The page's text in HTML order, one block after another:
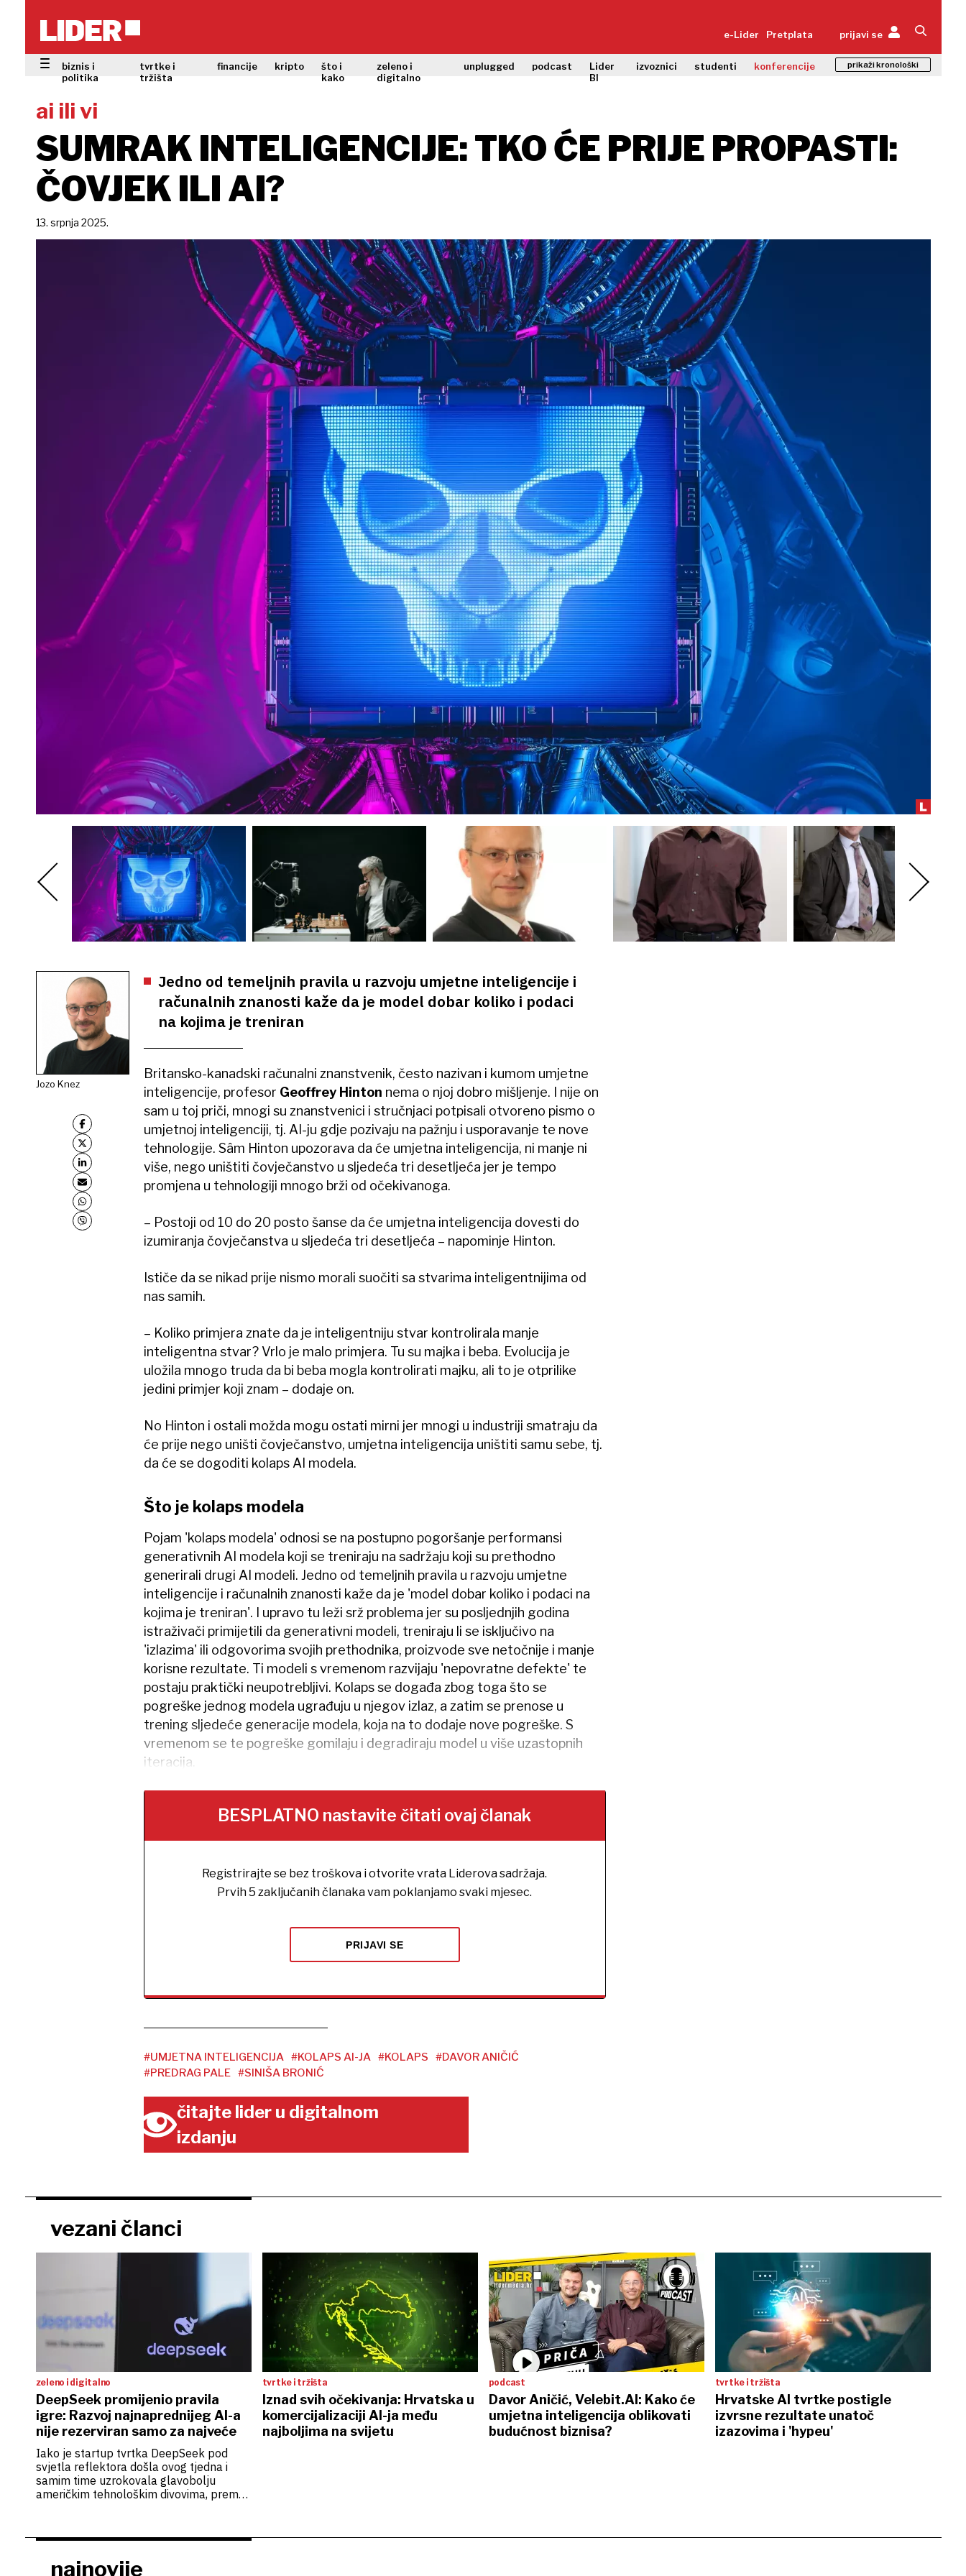
e-Lider Pretplata prijavi se
biznis i
politika
tvrtke i
tržišta
financije kripto
što i
kako
zeleno i
digitalno
unplugged podcast
Lider
BI
izvoznici studenti konferencije prikaži kronološki
ai ili vi
SUMRAK INTELIGENCIJE: TKO ĆE PRIJE PROPASTI:
ČOVJEK ILI AI?
13. srpnja 2025.
Jozo Knez
Jedno od temeljnih pravila u razvoju umjetne inteligencije i
računalnih znanosti kaže da je model dobar koliko i podaci
na kojima je treniran
Britansko-kanadski računalni znanstvenik, često nazivan i kumom umjetne
inteligencije, profesor Geoffrey Hinton nema o njoj dobro mišljenje. I nije on
sam u toj priči, mnogi su znanstvenici i stručnjaci potpisali otvoreno pismo o
umjetnoj inteligenciji, tj. AI-ju gdje pozivaju na pažnju i usporavanje te nove
tehnologije. Sâm Hinton upozorava da će umjetna inteligencija, ni manje ni
više, nego uništiti čovječanstvo u sljedeća tri desetljeća jer je tempo
promjena u tehnologiji mnogo brži od očekivanoga.
– Postoji od 10 do 20 posto šanse da će umjetna inteligencija dovesti do
izumiranja čovječanstva u sljedeća tri desetljeća – napominje Hinton.
Ističe da se nikad prije nismo morali suočiti sa stvarima inteligentnijima od
nas samih.
– Koliko primjera znate da je inteligentniju stvar kontrolirala manje
inteligentna stvar? Vrlo je malo primjera. Tu su majka i beba. Evolucija je
uložila mnogo truda da bi beba mogla kontrolirati majku, ali to je otprilike
jedini primjer koji znam – dodaje on.
No Hinton i ostali možda mogu ostati mirni jer mnogi u industriji smatraju da
će prije nego uništi čovječanstvo, umjetna inteligencija uništiti samu sebe, tj.
da će se dogoditi kolaps AI modela.
Što je kolaps modela
Pojam 'kolaps modela' odnosi se na postupno pogoršanje performansi
generativnih AI modela koji se treniraju na sadržaju koji su prethodno
generirali drugi AI modeli. Jedno od temeljnih pravila u razvoju umjetne
inteligencije i računalnih znanosti kaže da je 'model dobar koliko i podaci na
kojima je treniran'. I upravo tu leži srž problema jer su posljednjih godina
istraživači primijetili da generativni modeli, treniraju li se isključivo na
'izlazima' ili odgovorima svojih prethodnika, proizvode sve netočnije i manje
korisne rezultate. Ti modeli s vremenom razvijaju 'nepovratne defekte' te
postaju praktički neupotrebljivi. Kolaps se događa zbog toga što se
pogreške jednog modela ugrađuju u njegov izlaz, a zatim se prenose u
trening sljedeće generacije modela, koja na to dodaje nove pogreške. S
vremenom se te pogreške gomilaju i degradiraju model u više uzastopnih
iteracija.
BESPLATNO nastavite čitati ovaj članak
Registrirajte se bez troškova i otvorite vrata Liderova sadržaja.
Prvih 5 zaključanih članaka vam poklanjamo svaki mjesec.
PRIJAVI SE
#UMJETNA INTELIGENCIJA #KOLAPS AI-JA #KOLAPS
#DAVOR ANIČIĆ
#PREDRAG PALE #SINIŠA BRONIĆ
čitajte lider u digitalnom
izdanju
vezani članci
zeleno i digitalno
DeepSeek promijenio pravila
igre: Razvoj najnaprednijeg AI-a
nije rezerviran samo za najveće
Iako je startup tvrtka DeepSeek pod
svjetla reflektora došla ovog tjedna i
samim time uzrokovala glavobolju
američkim tehnološkim divovima, prema
izlaze radovi njihovih stručnjaka koji
tvrtke i tržišta
Iznad svih očekivanja: Hrvatska u
komercijalizaciji AI-ja među
najboljima na svijetu
podcast
Davor Aničić, Velebit.AI: Kako će
umjetna inteligencija oblikovati
budućnost biznisa?
tvrtke i tržišta
Hrvatske AI tvrtke postigle
izvrsne rezultate unatoč
izazovima i 'hypeu'
najnovije